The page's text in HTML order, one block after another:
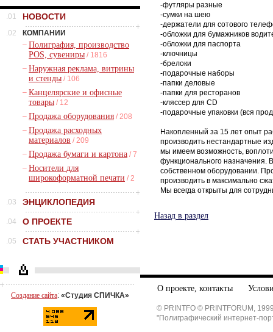
.01 НОВОСТИ
.02
КОМПАНИИ
– Полиграфия, производство
POS, сувениры / 1816
– Наружная реклама, витрины
и стенды / 106
– Канцелярские и офисные
товары / 12
– Продажа оборудования / 208
– Продажа расходных
материалов / 209
– Продажа бумаги и картона / 7
– Носители для
широкоформатной печати / 2
.03 ЭНЦИКЛОПЕДИЯ
.04 О ПРОЕКТЕ
.05 СТАТЬ УЧАСТНИКОМ
Создание сайта: «Студия СПИЧКА»
-футляры разные
-сумки на шею
-держатели для сотового
-обложки для бумажников
-обложки для паспорта
-ключницы
-брелоки
-подарочные наборы
-папки деловые
-папки для ресторанов
-кляссер для CD
-подарочные упаковки (вся
Накопленный за 15 лет опыт
производить нестандартные
мы имеем возможность,
функционального
собственном оборудовании.
производить в максимально
Мы всегда открыты для
Назад в раздел
О проекте, контакты
© PRINTFO © PRINTFORUM,
"Полиграфический интернет-